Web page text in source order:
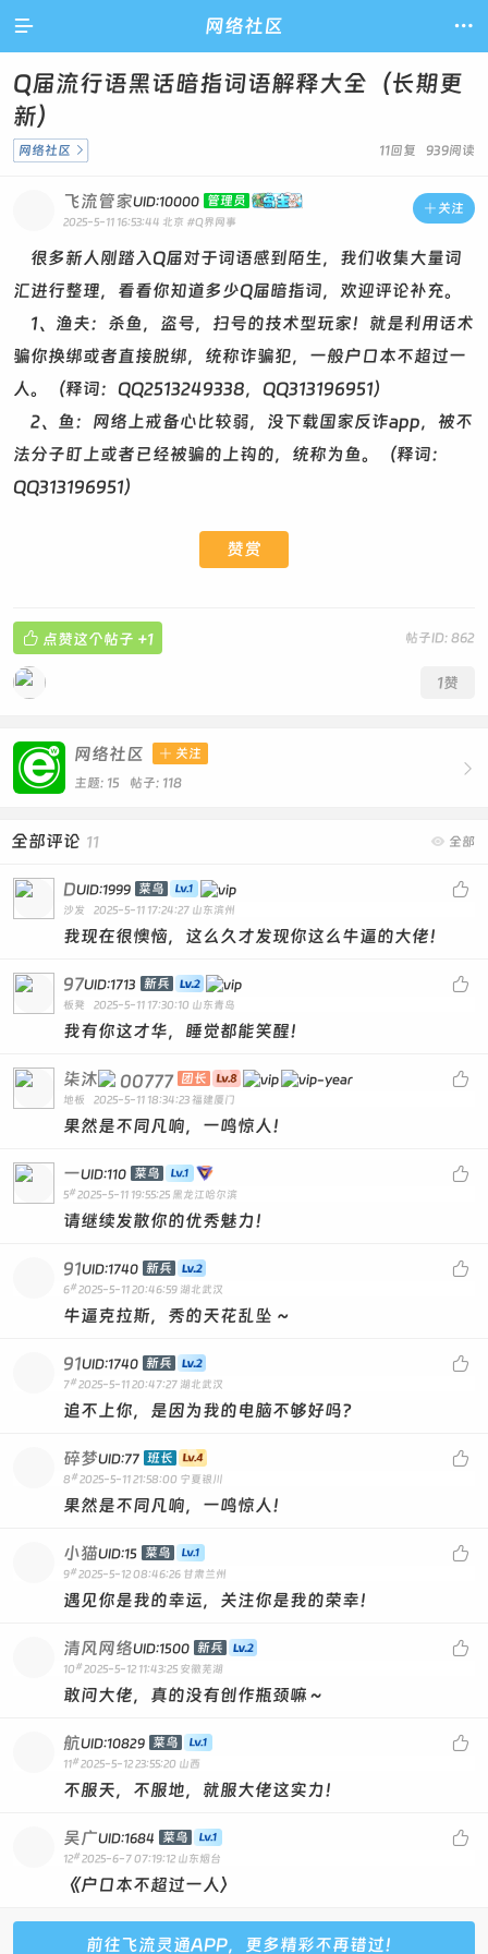
 网络社区 
Q届流行语黑话暗指词语解释大全（长期更
新）
11回复 939阅读
网络社区 
 关注
飞流管家UID:10000 管理员
2025-5-11 16:53:44 北京 #Q界网事
很多新人刚踏入Q届对于词语感到陌生，我们收集大量词
汇进行整理，看看你知道多少Q届暗指词，欢迎评论补充。
1、渔夫：杀鱼，盗号，扫号的技术型玩家！就是利用话术
骗你换绑或者直接脱绑，统称诈骗犯，一般户口本不超过一
人。（释词：QQ2513249338，QQ313196951）
2、鱼：网络上戒备心比较弱，没下载国家反诈app，被不
法分子盯上或者已经被骗的上钩的，统称为鱼。（释词：
QQ313196951）
赞赏
帖子ID: 862
 点赞这个帖子 +1
1赞

网络社区  关注
主题: 15 帖子: 118
 全部
全部评论 11

DUID:1999 菜鸟
沙发 2025-5-11 17:24:27 山东滨州
我现在很懊恼，这么久才发现你这么牛逼的大佬！

97UID:1713 新兵
板凳 2025-5-11 17:30:10 山东青岛
我有你这才华，睡觉都能笑醒！

柒沐 00777 团长
地板 2025-5-11 18:34:23 福建厦门
果然是不同凡响，一鸣惊人！

一UID:110 菜鸟
5# 2025-5-11 19:55:25 黑龙江哈尔滨
请继续发散你的优秀魅力！

91UID:1740 新兵
6# 2025-5-11 20:46:59 湖北武汉
牛逼克拉斯，秀的天花乱坠 ~

91UID:1740 新兵
7# 2025-5-11 20:47:27 湖北武汉
追不上你，是因为我的电脑不够好吗？

碎梦UID:77 班长
8 # 2025-5-11 21:58:00 宁夏银川
果然是不同凡响，一鸣惊人！

小猫UID:15 菜鸟
9# 2025-5-12 08:46:26 甘肃兰州
遇见你是我的幸运，关注你是我的荣幸！

清风网络UID:1500 新兵
10 # 2025-5-12 11:43:25 安徽芜湖
敢问大佬，真的没有创作瓶颈嘛～

航UID:10829 菜鸟
11# 2025-5-12 23:55:20 山西
不服天，不服地，就服大佬这实力！

吴广UID:1684 菜鸟
12# 2025-6-7 07:19:12 山东烟台
《户口本不超过一人〉
前往飞流灵通APP，更多精彩不再错过！